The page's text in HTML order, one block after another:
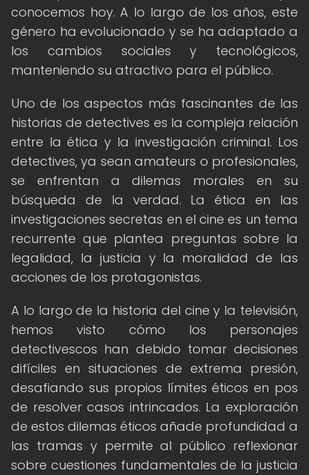
conocemos hoy. A lo largo de los años, este
género ha evolucionado y se ha adaptado a
los cambios sociales y tecnológicos,
manteniendo su atractivo para el público.
Uno de los aspectos más fascinantes de las
historias de detectives es la compleja relación
entre la ética y la investigación criminal. Los
detectives, ya sean amateurs o profesionales,
se enfrentan a dilemas morales en su
búsqueda de la verdad. La ética en las
investigaciones secretas en el cine es un tema
recurrente que plantea preguntas sobre la
legalidad, la justicia y la moralidad de las
acciones de los protagonistas.
A lo largo de la historia del cine y la televisión,
hemos visto cómo los personajes
detectivescos han debido tomar decisiones
difíciles en situaciones de extrema presión,
desafiando sus propios límites éticos en pos
de resolver casos intrincados. La exploración
de estos dilemas éticos añade profundidad a
las tramas y permite al público reflexionar
sobre cuestiones fundamentales de la justicia